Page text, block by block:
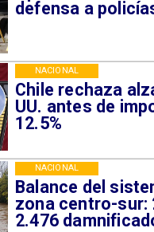
defensa a
Chile rechaza
UU. antes de
12.5%
NACIONAL
Balance del
zona centro-sur:
2.476
NACIONAL